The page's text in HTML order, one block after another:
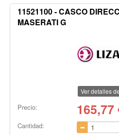
11521100 - CASCO
MASERATI G
Ver detalles
Precio: 165,77
Cantidad: